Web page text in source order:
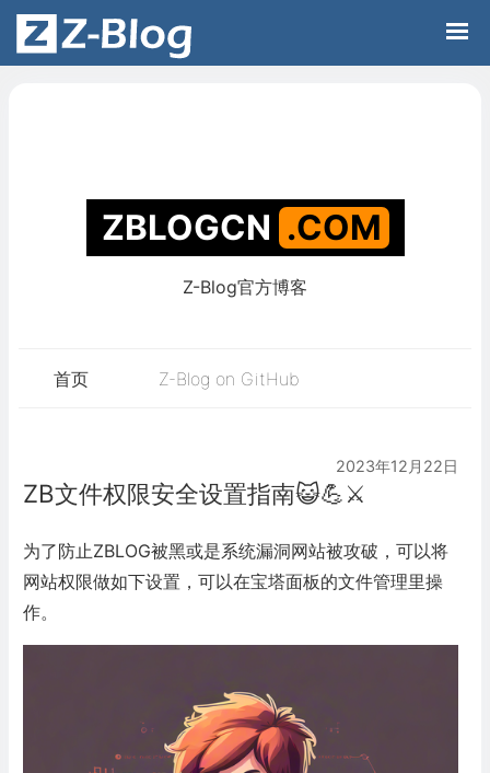
Z-Blog官方博客
首页 Z-Blog on GitHub
2023年12月22日
ZB文件权限安全设置指南😺💪⚔️
为了防止ZBLOG被黑或是系统漏洞网站被攻破，可以将
网站权限做如下设置，可以在宝塔面板的文件管理里操
作。